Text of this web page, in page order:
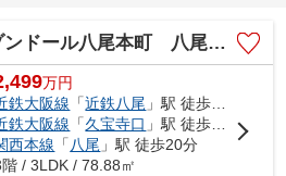
ール八尾本町 八尾小学校区 近鉄八尾駅
万円
鉄大阪線 「近鉄八尾 」駅 徒歩8分
鉄大阪線 「久宝寺口 」駅 徒歩13分
西本線 「 八尾 」駅 徒歩20分
/ 3LDK / 78.88㎡